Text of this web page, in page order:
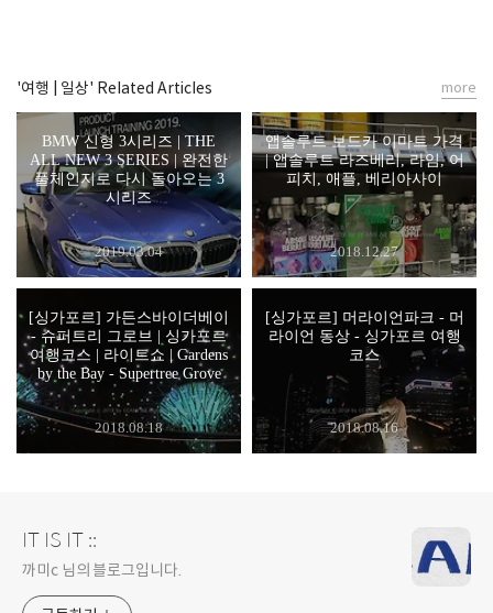
'여행 | 일상' Related Articles
BMW 신형 3시리즈 | THE
ALL NEW 3 SERIES | 완전한
풀체인지로 다시 돌아오는 3
시리즈
2019.03.04
앱솔루트 보드카 이마트 가격
| 앱솔루트 라즈베리, 라임, 어
피치, 애플, 베리아사이
2018.12.27
[싱가포르] 가든스바이더베이
- 슈퍼트리 그로브 | 싱가포르
여행코스 | 라이트쇼 | Gardens
by the Bay - Supertree Grove
2018.08.18
[싱가포르] 머라이언파크 - 머
라이언 동상 - 싱가포르 여행
코스
2018.08.16
more
IT IS IT ::
까미c 님의 블로그입니다.